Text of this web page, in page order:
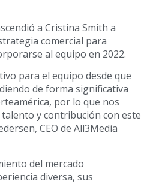
a Cristina Smith a
comercial para
al equipo en 2022.
para el equipo desde que
de forma significativa
por lo que nos
y contribución con este
CEO de All3Media
del mercado
diversa, sus